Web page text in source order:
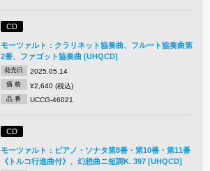
CD
モーツァルト：クラリネット協奏曲、フルート協奏曲第
2番、ファゴット協奏曲 [UHQCD]
発売日 2025.05.14
価 格 ¥2,640 (税込)
品 番 UCCG-46021
CD
モーツァルト：ピアノ・ソナタ第8番・第10番・第11番
《トルコ行進曲付》、幻想曲ニ短調K. 397 [UHQCD]